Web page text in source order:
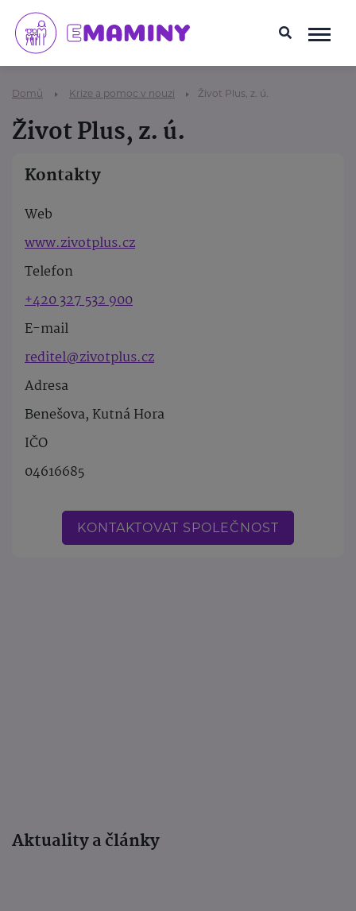
Domů Krize a pomoc v nouzi Život Plus, z. ú.
Život Plus, z. ú.
Kontakty
Web
www.zivotplus.cz
Telefon
+420 327 532 900
E-mail
reditel@zivotplus.cz
Adresa
Benešova, Kutná Hora
IČO
04616685
KONTAKTOVAT SPOLEČNOST
Aktuality a články